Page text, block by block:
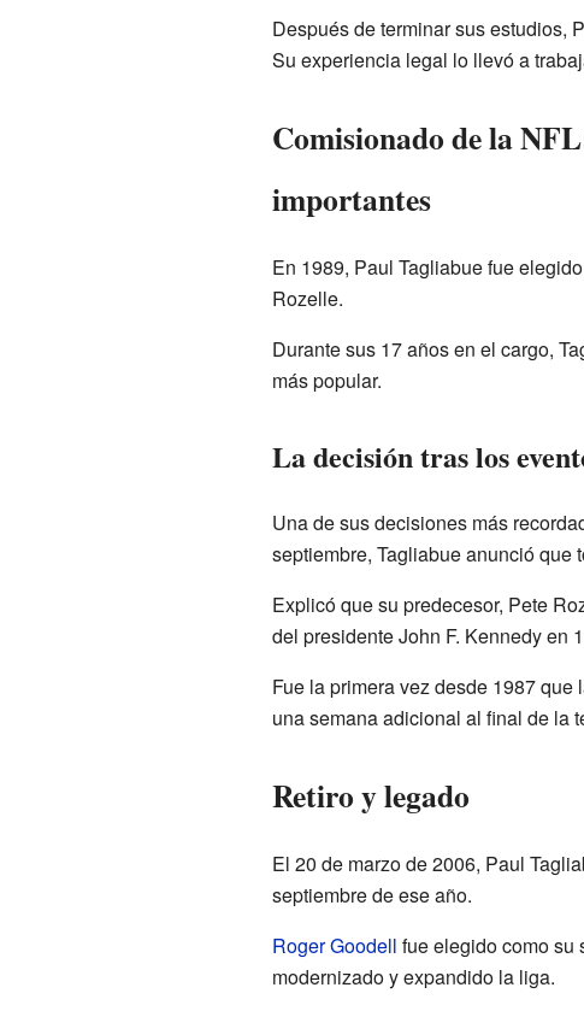
Después de terminar sus estudios,
Su experiencia legal lo llevó a
Comisionado de la
importantes
En 1989, Paul Tagliabue fue
Rozelle.
Durante sus 17 años en el cargo,
más popular.
La decisión tras los
Una de sus decisiones más
septiembre, Tagliabue anunció que
Explicó que su predecesor, Pete
del presidente John F. Kennedy en
Fue la primera vez desde 1987
una semana adicional al final de la
Retiro y legado
El 20 de marzo de 2006, Paul
septiembre de ese año.
Roger Goodell fue elegido como su
modernizado y expandido la liga.